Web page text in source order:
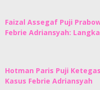
Faizal Assegaf Puji
Febrie Adriansyah:
Hotman Paris Puji
Kasus Febrie Adriansyah